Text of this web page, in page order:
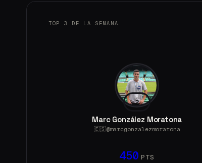
TOP 3 DE LA SEMANA
2
Marc González Moratona
🇪🇸@marcgonzalezmoratona
450 PTS